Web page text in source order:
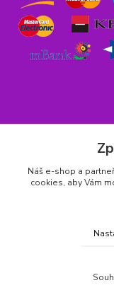
776 75 93 75
Po - Pá 9,00 - 15,00 hod.
Náš e-shop a
cookies, aby Vám